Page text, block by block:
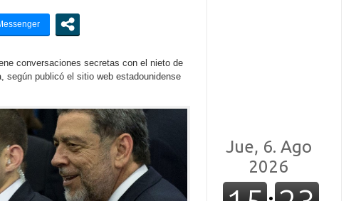
conversaciones secretas con el nieto de
según publicó el sitio web estadounidense